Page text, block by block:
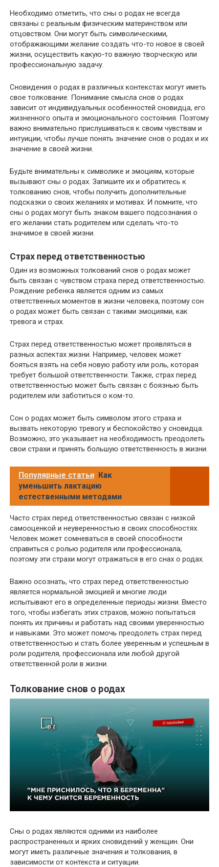
Необходимо отметить, что сны о родах не всегда
связаны с реальным физическим материнством или
отцовством. Они могут быть символическими,
отображающими желание создать что-то новое в своей
жизни, осуществить какую-то важную творческую или
профессиональную задачу.
Сновидения о родах в различных контекстах могут иметь
свое толкование. Понимание смысла снов о родах
зависит от индивидуальных особенностей сновидца, его
жизненного опыта и эмоционального состояния. Поэтому
важно внимательно прислушиваться к своим чувствам и
интуиции, чтобы лучше понять значение снов о родах и их
значение в своей жизни.
Будьте внимательны к символике и эмоциям, которые
вызывают сны о родах. Запишите их и обратитесь к
толкованию снов, чтобы получить дополнительные
подсказки о своих желаниях и мотивах. И помните, что
сны о родах могут быть знаком вашего подсознания о
его желании стать родителем или сделать что-то
значимое в своей жизни.
Страх перед ответственностью
Один из возможных толкований снов о родах может
быть связан с чувством страха перед ответственностью.
Рождение ребенка является одним из самых
ответственных моментов в жизни человека, поэтому сон
о родах может быть связан с такими эмоциями, как
тревога и страх.
Страх перед ответственностью может проявляться в
разных аспектах жизни. Например, человек может
бояться взять на себя новую работу или роль, которая
требует большой ответственности. Также, страх перед
ответственностью может быть связан с боязнью быть
родителем или заботиться о ком-то.
Сон о родах может быть символом этого страха и
вызвать некоторую тревогу и беспокойство у сновидца.
Возможно, это указывает на необходимость преодолеть
свои страхи и принять большую ответственность в жизни.
Популярные статьи Как
уменьшить лактацию
естественными методами
Часто страх перед ответственностью связан с низкой
самооценкой и неуверенностью в своих способностях.
Человек может сомневаться в своей способности
справиться с ролью родителя или профессионала,
поэтому эти страхи могут отражаться в его снах о родах.
Важно осознать, что страх перед ответственностью
является нормальной эмоцией и многие люди
испытывают его в определенные периоды жизни. Вместо
того, чтобы избегать этих страхов, можно попытаться
понять их причины и работать над своими уверенностью
и навыками. Это может помочь преодолеть страх перед
ответственностью и стать более уверенным и успешным в
роли родителя, профессионала или любой другой
ответственной роли в жизни.
Толкование снов о родах
Сны о родах являются одними из наиболее
распространенных и ярких сновидений у женщин. Они
могут иметь различные значения и толкования, в
зависимости от контекста и ситуации.